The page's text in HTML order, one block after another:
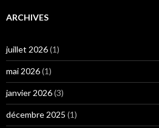
ARCHIVES
juillet 2026(1)
mai 2026(1)
janvier 2026(3)
décembre 2025 (1)